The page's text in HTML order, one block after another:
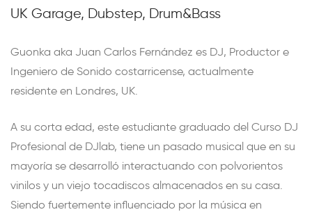
UK Garage, Dubstep, Drum&Bass
Guonka aka Juan Carlos Fernández es DJ, Productor e
Ingeniero de Sonido costarricense, actualmente
residente en Londres, UK.
A su corta edad, este estudiante graduado del Curso DJ
Profesional de DJlab, tiene un pasado musical que en su
mayoría se desarrolló interactuando con polvorientos
vinilos y un viejo tocadiscos almacenados en su casa.
Siendo fuertemente influenciado por la música en